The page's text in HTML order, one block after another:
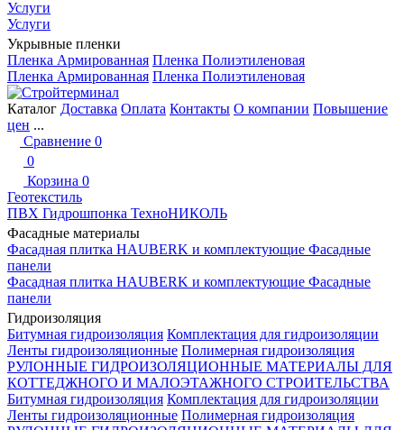
Услуги
Услуги
Укрывные пленки
Пленка Армированная Пленка Полиэтиленовая
Пленка Армированная Пленка Полиэтиленовая
Каталог Доставка Оплата Контакты О компании Повышение
цен ...
Сравнение 0
0
Корзина 0
Геотекстиль
ПВХ Гидрошпонка ТехноНИКОЛЬ
Фасадные материалы
Фасадная плитка HAUBERK и комплектующие Фасадные
панели
Фасадная плитка HAUBERK и комплектующие Фасадные
панели
Гидроизоляция
Битумная гидроизоляция Комплектация для гидроизоляции
Ленты гидроизоляционные Полимерная гидроизоляция
РУЛОННЫЕ ГИДРОИЗОЛЯЦИОННЫЕ МАТЕРИАЛЫ ДЛЯ
КОТТЕДЖНОГО И МАЛОЭТАЖНОГО СТРОИТЕЛЬСТВА
Битумная гидроизоляция Комплектация для гидроизоляции
Ленты гидроизоляционные Полимерная гидроизоляция